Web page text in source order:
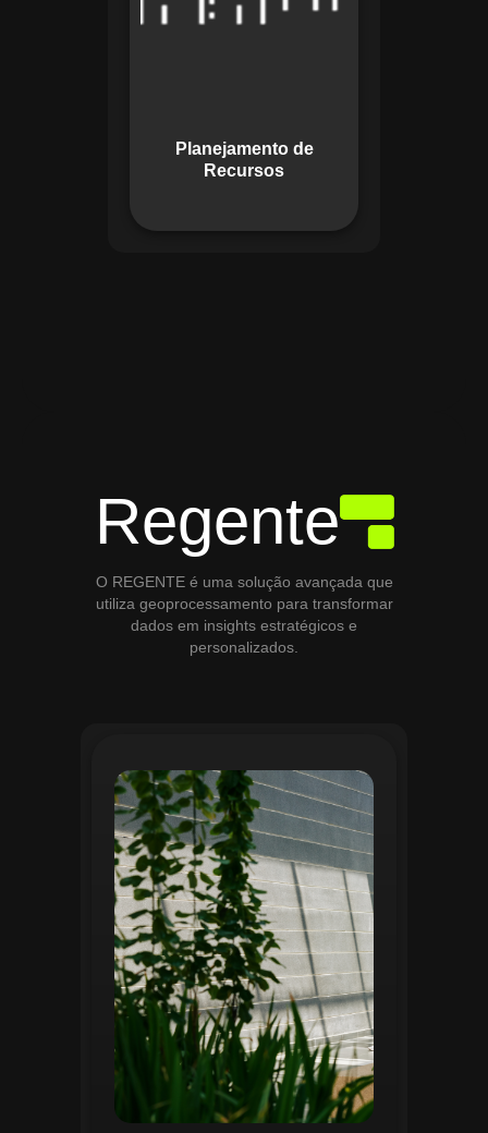
Planejamento de
Recursos
garante o uso
promovendo
Regente
O REGENTE é uma solução avançada que
utiliza geoprocessamento para transformar
dados em insights estratégicos e
personalizados.
O módulo de Gestão de Áreas Verdes do
Regente aplica tecnologias avançadas de
geoprocessamento para mapear e
monitorar espaços verdes, registrando
localização, tipo de vegetação e estado
de conservação. Ele organiza fluxos de
manutenção e garante que as atividades
sejam realizadas de forma eficiente e
programada. Relatórios analíticos ajudam
a avaliar ações realizadas, promovendo a
sustentabilidade e o uso estratégico do
espaço urbano.